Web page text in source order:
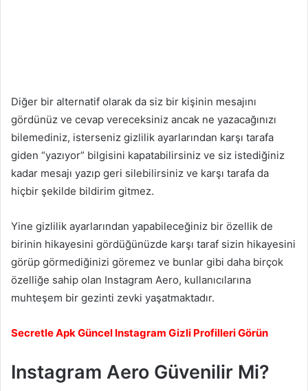
Diğer bir alternatif olarak da siz bir kişinin mesajını
gördünüz ve cevap vereceksiniz ancak ne yazacağınızı
bilemediniz, isterseniz gizlilik ayarlarından karşı tarafa
giden “yazıyor” bilgisini kapatabilirsiniz ve siz istediğiniz
kadar mesajı yazıp geri silebilirsiniz ve karşı tarafa da
hiçbir şekilde bildirim gitmez.
Yine gizlilik ayarlarından yapabileceğiniz bir özellik de
birinin hikayesini gördüğünüzde karşı taraf sizin hikayesini
görüp görmediğinizi göremez ve bunlar gibi daha birçok
özelliğe sahip olan Instagram Aero, kullanıcılarına
muhteşem bir gezinti zevki yaşatmaktadır.
Secretle Apk Güncel Instagram Gizli Profilleri Görün
Instagram Aero Güvenilir Mi?